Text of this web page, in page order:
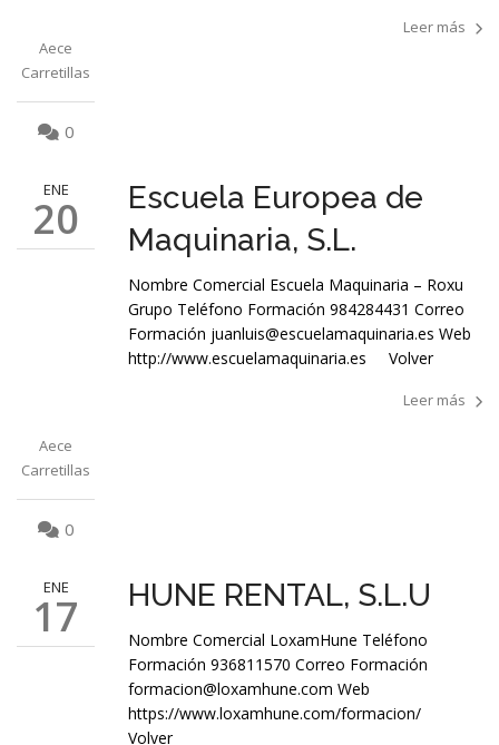
Aece
Carretillas
0
Leer más
ENE
20
Aece
Carretillas
0
Escuela Europea de
Maquinaria, S.L.
Nombre Comercial Escuela Maquinaria – Roxu
Grupo Teléfono Formación 984284431 Correo
Formación juanluis@escuelamaquinaria.es Web
http://www.escuelamaquinaria.es Volver
Leer más
ENE
17 HUNE RENTAL, S.L.U
Nombre Comercial LoxamHune Teléfono
Formación 936811570 Correo Formación
formacion@loxamhune.com Web
https://www.loxamhune.com/formacion/
Volver